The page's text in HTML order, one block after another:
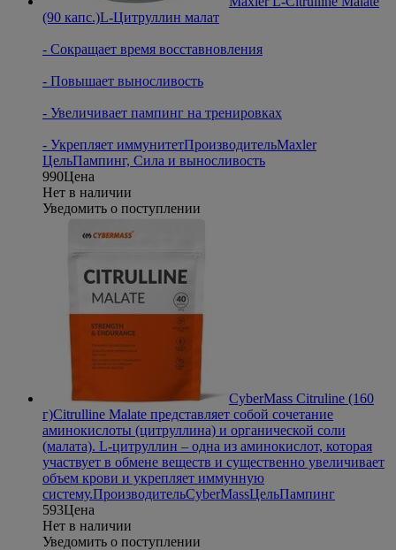
(90 капс.)L-Цитруллин малат
- Сокращает время восставновления
- Повышает выносливость
- Увеличивает пампинг на тренировках
- Укрепляет иммунитетПроизводительMaxler
ЦельПампинг, Сила и выносливость
990Цена
Нет в наличии
Уведомить о поступлении
CyberMass Citruline (160
г)Citrulline Malate представляет собой сочетание
аминокислоты (цитруллина) и органической соли
(малата). L-цитруллин – одна из аминокислот, которая
участвует в обмене веществ и существенно увеличивает
объем крови и укрепляет иммунную
систему.ПроизводительCyberMassЦельПампинг
593Цена
Нет в наличии
Уведомить о поступлении